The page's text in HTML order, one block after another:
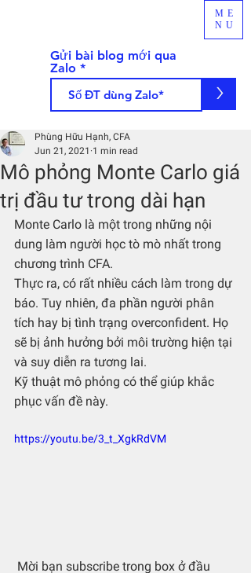
ME
NU
Gửi bài blog mới qua
Zalo
>
Mô phỏng Monte Carlo giá
trị đầu tư trong dài hạn
Phùng Hữu Hạnh, CFA
Jun 21, 2021 1 min read
Monte Carlo là một trong những nội
dung làm người học tò mò nhất trong
chương trình CFA.
Thực ra, có rất nhiều cách làm trong dự
báo. Tuy nhiên, đa phần người phân
tích hay bị tình trạng overconfident. Họ
sẽ bị ảnh hưởng bởi môi trường hiện tại
và suy diễn ra tương lai.
Kỹ thuật mô phỏng có thể giúp khắc
phục vấn đề này.
https://youtu.be/3_t_XgkRdVM